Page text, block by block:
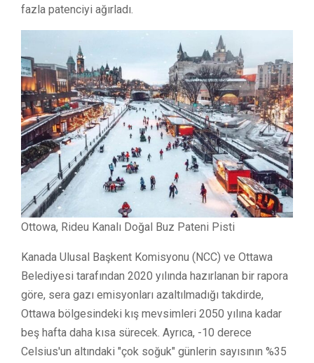
fazla patenciyi ağırladı.
Ottowa, Rideu Kanalı Doğal Buz Pateni Pisti
Kanada Ulusal Başkent Komisyonu (NCC) ve Ottawa
Belediyesi tarafından 2020 yılında hazırlanan bir rapora
göre, sera gazı emisyonları azaltılmadığı takdirde,
Ottawa bölgesindeki kış mevsimleri 2050 yılına kadar
beş hafta daha kısa sürecek. Ayrıca, -10 derece
Celsius'un altındaki "çok soğuk" günlerin sayısının %35